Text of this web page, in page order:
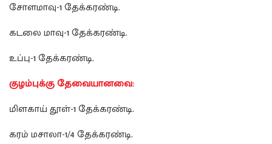
சோளமாவு-1 தேக்கரண்டி.
கடலை மாவு-1 தேக்கரண்டி.
உப்பு-1 தேக்கரண்டி.
குழம்புக்கு தேவையானவை:
மிளகாய் தூள்-1 தேக்கரண்டி.
கரம் மசாலா-1/4 தேக்கரண்டி.